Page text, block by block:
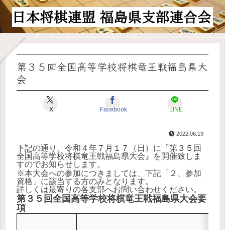
第３５回全国高等学校将棋竜王戦福島県大
会
X Facebook LINE
2022.06.19
下記の通り、令和４年７月１７（日）に『第３５回
全国高等学校将棋竜王戦福島県大会』を開催致しま
すのでお知らせします。
※本大会への参加につきましては、下記「２、参加
資格」に該当する方のみとなります。
詳しくは最寄りの各支部へお問い合わせください。
第３５回全国高等学校将棋竜王戦福島県大会要
項